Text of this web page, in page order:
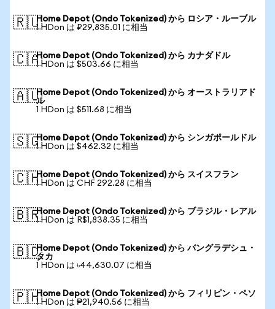
🇷🇺Home Depot (Ondo Tokenized) から ロシア・ルーブル
1 HDon は ₽29,835.01 に相当
🇨🇦Home Depot (Ondo Tokenized) から カナダドル
1 HDon は $503.66 に相当
🇦🇺Home Depot (Ondo Tokenized) から オーストラリアド
ル
1 HDon は $511.68 に相当
🇸🇬Home Depot (Ondo Tokenized) から シンガポールドル
1 HDon は $462.32 に相当
🇨🇭Home Depot (Ondo Tokenized) から スイスフラン
1 HDon は CHF 292.28 に相当
🇧🇷Home Depot (Ondo Tokenized) から ブラジル・レアル
1 HDon は R$1,838.35 に相当
🇧🇩Home Depot (Ondo Tokenized) から バングラデシュ・
タカ
1 HDon は ৳44,630.07 に相当
🇵🇭Home Depot (Ondo Tokenized) から フィリピン・ペソ
1 HDon は ₱21,940.56 に相当